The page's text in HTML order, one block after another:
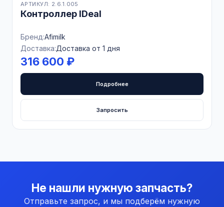
АРТИКУЛ: 2.6.1.005
Контроллер IDeal
Бренд:Afimilk
Доставка:Доставка от 1 дня
316 600 ₽
Подробнее
Запросить
Не нашли нужную запчасть?
Отправьте запрос, и мы подберём нужную